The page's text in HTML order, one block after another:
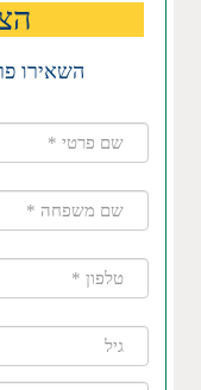
השאירו